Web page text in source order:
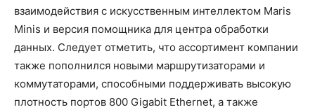
взаимодействия с искусственным интеллектом Maris
Minis и версия помощника для центра обработки
данных. Следует отметить, что ассортимент компании
также пополнился новыми маршрутизаторами и
коммутаторами, способными поддерживать высокую
плотность портов 800 Gigabit Ethernet, а также